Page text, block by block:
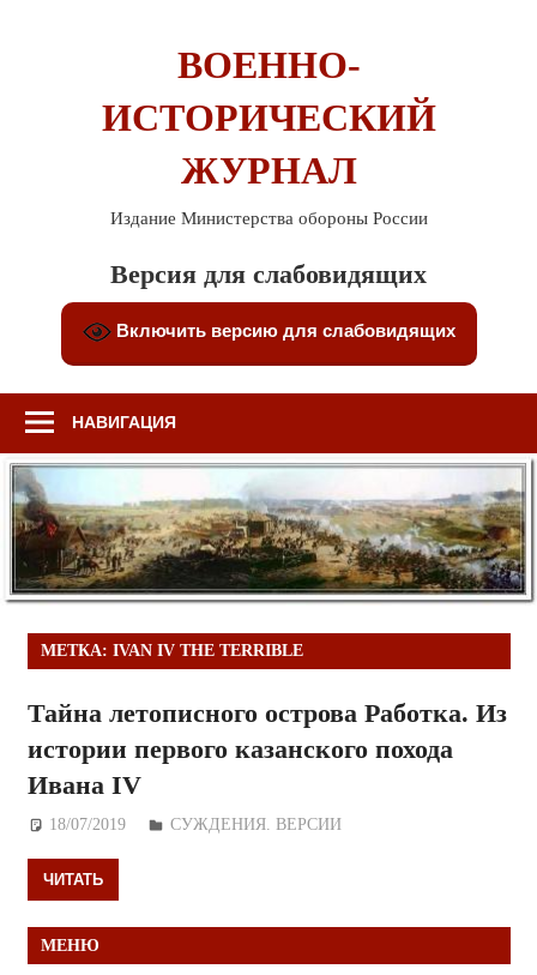
ВОЕННО-
ИСТОРИЧЕСКИЙ
ЖУРНАЛ
Издание Министерства обороны России
Версия для слабовидящих
Включить версию для слабовидящих
НАВИГАЦИЯ
МЕТКА: IVAN IV THE TERRIBLE
Тайна летописного острова Работка. Из
истории первого казанского похода
Ивана IV
18/07/2019 Дежурный по Редакции
СУЖДЕНИЯ. ВЕРСИИ
ЧИТАТЬ
МЕНЮ